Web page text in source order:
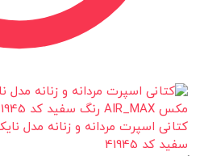
سفید کد 41945